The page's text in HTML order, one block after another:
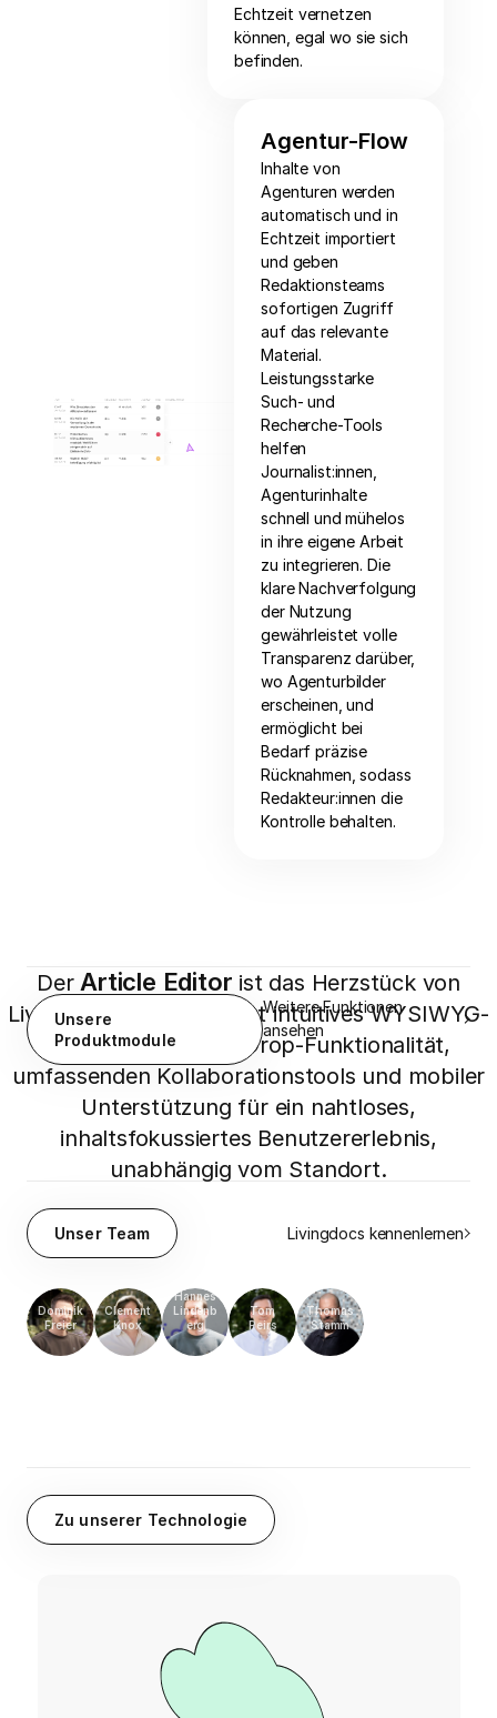
Echtzeit vernetzen
können, egal wo sie sich
befinden.
Agentur-Flow
Inhalte von
Agenturen werden
automatisch und in
Echtzeit importiert
und geben
Redaktionsteams
sofortigen Zugriff
auf das relevante
Material.
Leistungsstarke
Such- und
Recherche-Tools
helfen
Journalist:innen,
Agenturinhalte
schnell und mühelos
in ihre eigene Arbeit
zu integrieren. Die
klare Nachverfolgung
der Nutzung
gewährleistet volle
Transparenz darüber,
wo Agenturbilder
erscheinen, und
ermöglicht bei
Bedarf präzise
Rücknahmen, sodass
Redakteur:innen die
Kontrolle behalten.
Unsere
Produktmodule
Weitere Funktionen
ansehen
Der Article Editor ist das Herzstück von
Livingdocs. Er kombiniert intuitives WYSIWYG-
Editing mit Drag-&-Drop-Funktionalität,
umfassenden Kollaborationstools und mobiler
Unterstützung für ein nahtloses,
inhaltsfokussiertes Benutzererlebnis,
unabhängig vom Standort.
Unser Team Livingdocs kennenlernen
Dominik
Freier
Clement
Knox
Hannes
Lindenb
erg
Tom
Peirs
Thomas
Stamm
Zu unserer Technologie